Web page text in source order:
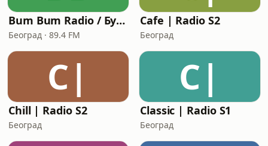
Bum Bum Radio / Бум Бум радио
Београд · 89.4 FM
Cafe | Radio S2
Београд
C|
Chill | Radio S2
Београд
C|
Classic | Radio S1
Београд